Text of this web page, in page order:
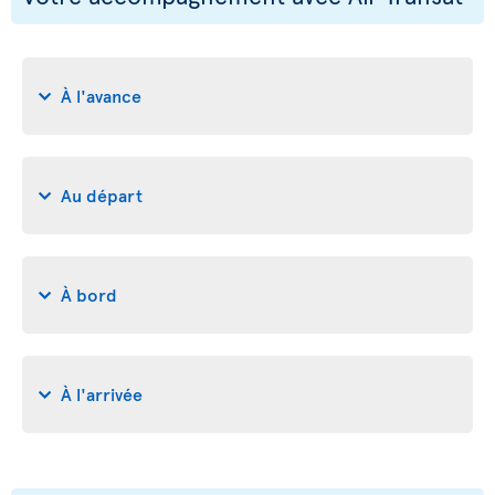
À l'avance
Au départ
À bord
À l'arrivée